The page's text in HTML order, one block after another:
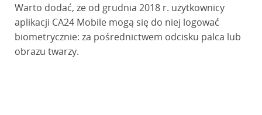
Warto dodać, że od grudnia 2018 r. użytkownicy
aplikacji CA24 Mobile mogą się do niej logować
biometrycznie: za pośrednictwem odcisku palca lub
obrazu twarzy.